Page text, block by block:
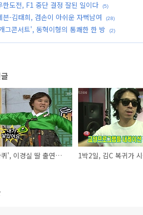
한도전, F1 중단 결정 잘된 일이다 (5)
븐-김태희, 겸손이 아쉬운 자뻑남여 (28)
그콘서트', 동혁이형의 통쾌한 한 방 (2)
'세바퀴', 이경실 딸 출연이 불편한 이유